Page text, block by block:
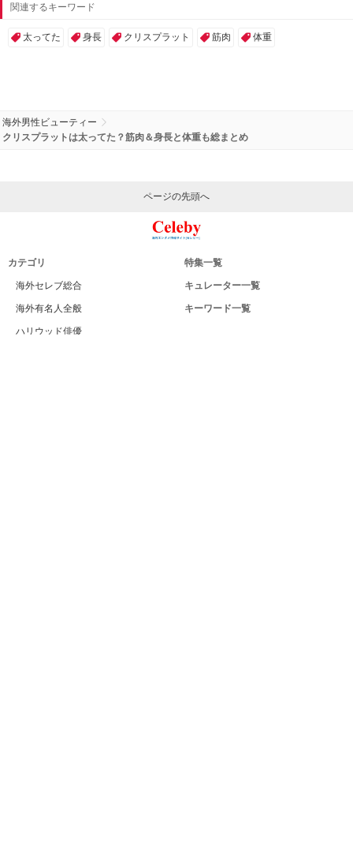
関連するキーワード
太ってた 身長 クリスプラット 筋肉 体重
海外男性ビューティー
クリスプラットは太ってた？筋肉＆身長と体重も総まとめ
ページの先頭へ
カテゴリ
海外セレブ総合
海外有名人全般
ハリウッド俳優
特集一覧
キュレーター一覧
キーワード一覧